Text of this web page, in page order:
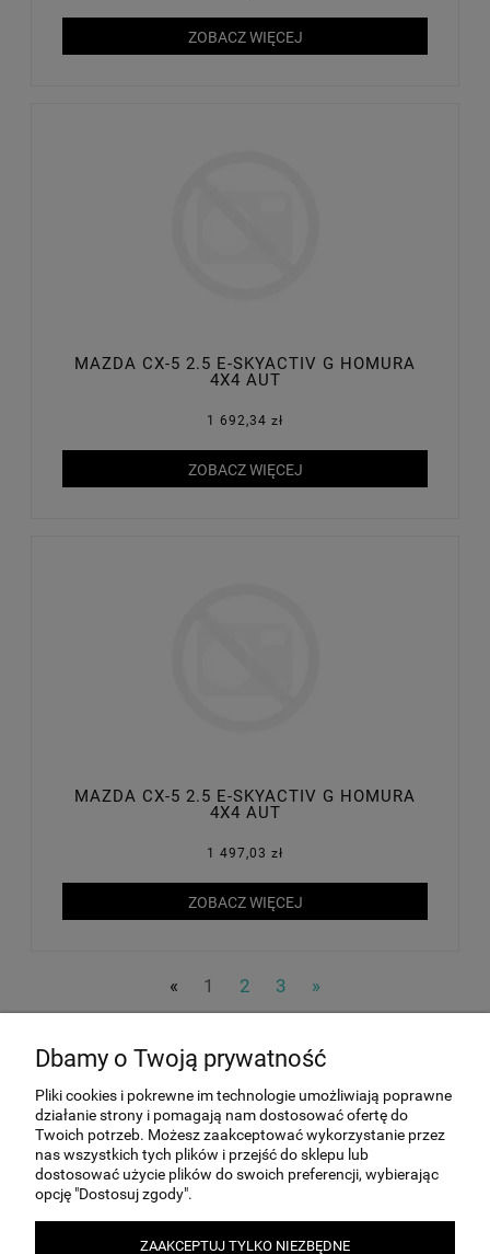
ZOBACZ WIĘCEJ
MAZDA CX-5 2.5 E-SKYACTIV G HOMURA
4X4 AUT
1 692,34 zł
ZOBACZ WIĘCEJ
MAZDA CX-5 2.5 E-SKYACTIV G HOMURA
4X4 AUT
1 497,03 zł
ZOBACZ WIĘCEJ
« 1 2 3 »
MOJE KONTO
INFORMACJE
PŁATNOŚCI I DOSTAWA
Dbamy o Twoją prywatność
Pliki cookies i pokrewne im technologie umożliwiają poprawne
działanie strony i pomagają nam dostosować ofertę do
Twoich potrzeb. Możesz zaakceptować wykorzystanie przez
nas wszystkich tych plików i przejść do sklepu lub
dostosować użycie plików do swoich preferencji, wybierając
opcję "Dostosuj zgody".
ZAAKCEPTUJ TYLKO NIEZBĘDNE